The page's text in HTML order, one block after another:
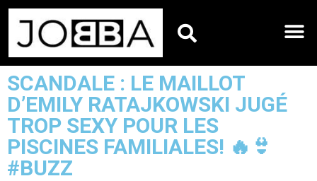
SCANDALE : LE MAILLOT
D’EMILY RATAJKOWSKI JUGÉ
TROP SEXY POUR LES
PISCINES FAMILIALES! 🔥👙
#BUZZ